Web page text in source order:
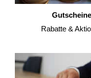
Gutscheine
Rabatte &